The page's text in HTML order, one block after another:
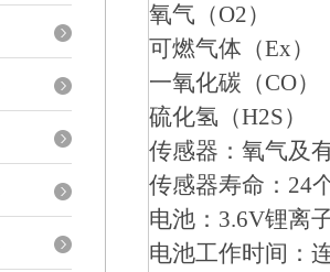
氧气（O2）
可燃气体（Ex
一氧化碳（
硫化氢（H2S
传感器：氧气及
传感器寿命：24
电池：3.6V锂离
电池工作时间：